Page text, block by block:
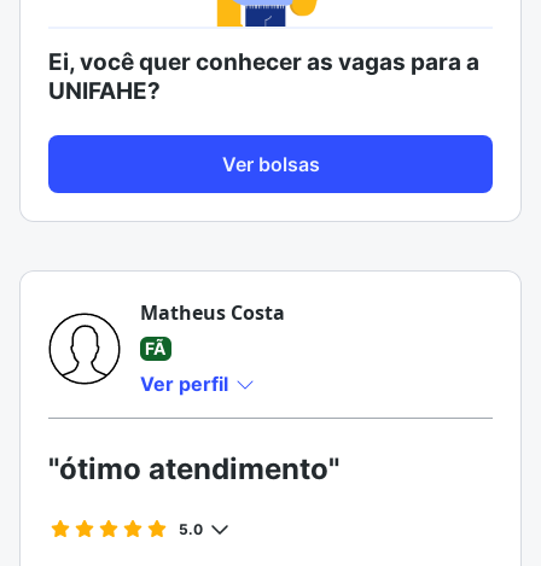
Ei, você quer conhecer as vagas para a
UNIFAHE?
Ver bolsas
Matheus Costa
FÃ
Ver perfil
"ótimo atendimento"
5.0